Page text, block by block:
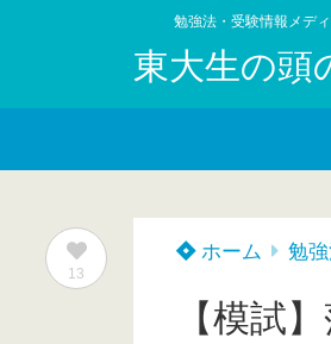
勉強法・受験情報メデ
東大生の頭
13
ホーム 勉
【模試